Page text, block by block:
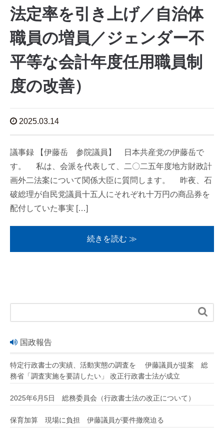
法定率を引き上げ／自治体
職員の増員／ジェンダー不
平等な会計年度任用職員制
度の改善）
2025.03.14
議事録 【伊藤岳 参院議員】 日本共産党の伊藤岳で
す。 私は、会派を代表して、二〇二五年度地方財政計
画外二法案について関係大臣に質問します。 昨夜、石
破総理が自民党議員十五人にそれぞれ十万円の商品券を
配付していた事実 […]
続きを読む ≫

国政報告
特定行政書士の実績、活動実態の調査を 伊藤議員が提案 総
務省「調査実施を要請したい」 改正行政書士法が成立
2025年6月5日 総務委員会（行政書士法の改正について）
保育加算 現場に負担 伊藤議員が要件撤廃迫る